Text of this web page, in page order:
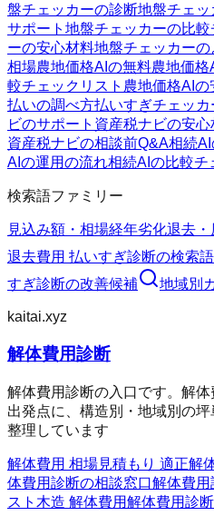
盤チェッカーの診断地盤チェ
サポート 地盤チェッカーの比較
ーの安心材料地盤チェッカーの
相場農地価格AIの無料農地価格
較チェックリスト 農地価格AIの
払いの調べ方払いすぎチェッカ
ビのサポート 資産税ナビの安心
資産税ナビの相談前Q&A相続
AIの運用の流れ相続AIの比較チ
検索語ファミリー
見込み額・相場経年劣化退去・
退去費用 払いすぎ診断の検索
すぎ診断の改善候補 地域別
kaitai.xyz
解体費用診断
解体費用診断の入口です。解
出発点に、構造別・地域別の
整理しています
解体費用 相場見積もり 適正解
体費用診断の相談窓口解体費用
スト 木造 解体費用解体費用診